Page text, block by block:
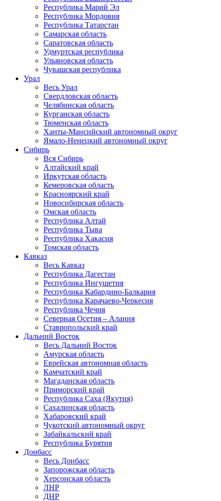
Республика Марий Эл
Республика Мордовия
Республика Татарстан
Самарская область
Саратовская область
Удмуртская республика
Ульяновская область
Чувашская республика
Урал
Весь Урал
Свердловская область
Челябинская область
Курганская область
Тюменская область
Ханты-Мансийский автономный округ
Ямало-Ненецкий автономный округ
Сибирь
Вся Сибирь
Алтайский край
Иркутская область
Кемеровская область
Красноярский край
Новосибирская область
Омская область
Республика Алтай
Республика Тыва
Республика Хакасия
Томская область
Кавказ
Весь Кавказ
Республика Дагестан
Республика Ингушетия
Республика Кабардино-Балкария
Республика Карачаево-Черкесия
Республика Чечня
Северная Осетия – Алания
Ставропольский край
Дальний Восток
Весь Дальний Восток
Амурская область
Еврейская автономная область
Камчатский край
Магаданская область
Приморский край
Республика Саха (Якутия)
Сахалинская область
Хабаровский край
Чукотский автономный округ
Забайкальский край
Республика Бурятия
Донбасс
Весь Донбасс
Запорожская область
Херсонская область
ЛНР
ДНР